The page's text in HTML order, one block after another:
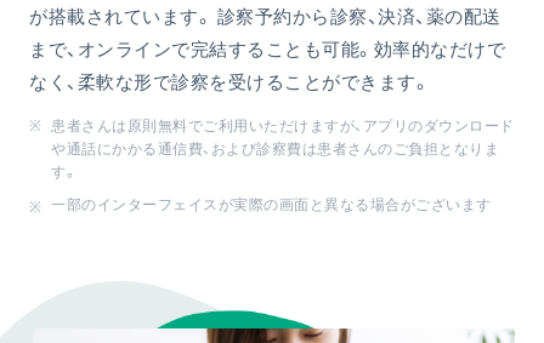
が搭載されています。 診察予約から診察、決済、薬の配送
まで、オンラインで完結することも可能。効率的なだけで
なく、柔軟な形で診察を受けることができます。
患者さんは原則無料でご利用いただけますが、アプリのダウンロード
や通話にかかる通信費、および診察費は患者さんのご負担となりま
す。
一部のインターフェイスが実際の画面と異なる場合がございます